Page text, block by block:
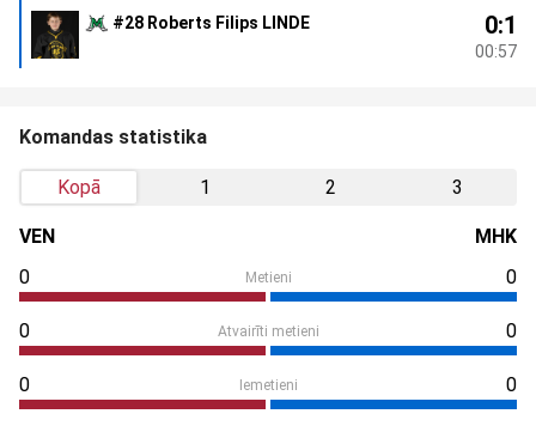
#28 Roberts Filips LINDE
0:1
00:57
Komandas statistika
Kopā 1 2 3
VEN
MHK
0
Metieni 0
0 Atvairīti metieni 0
0 Iemetieni 0